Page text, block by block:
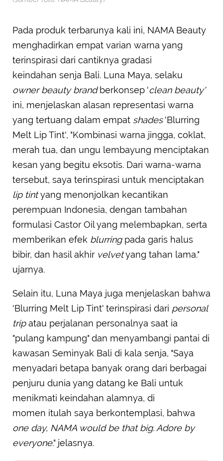
Pada produk terbarunya kali ini, NAMA Beauty
menghadirkan empat varian warna yang
terinspirasi dari cantiknya gradasi
keindahan senja Bali. Luna Maya, selaku
owner beauty brandberkonsep 'clean beauty'
ini, menjelaskan alasan representasi warna
yang tertuang dalam empat shades'Blurring
Melt Lip Tint', "Kombinasi warna jingga, coklat,
merah tua, dan ungu lembayung menciptakan
kesan yang begitu eksotis. Dari warna-warna
tersebut, saya terinspirasi untuk menciptakan
lip tintyang menonjolkan kecantikan
perempuan Indonesia, dengan tambahan
formulasi Castor Oil yang melembapkan, serta
memberikan efek blurringpada garis halus
bibir, dan hasil akhir velvetyang tahan lama."
ujarnya.
Selain itu, Luna Maya juga menjelaskan bahwa
'Blurring Melt Lip Tint' terinspirasi dari personal
tripatau perjalanan personalnya saat ia
"pulang kampung" dan menyambangi pantai di
kawasan Seminyak Bali di kala senja, "Saya
menyadari betapa banyak orang dari berbagai
penjuru dunia yang datang ke Bali untuk
menikmati keindahan alamnya, di
momen itulah saya berkontemplasi, bahwa
one day, NAMA would be that big. Adore by
everyone." jelasnya.